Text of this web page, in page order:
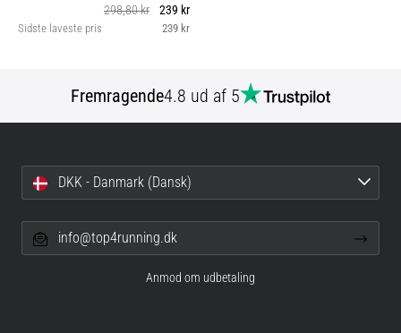
298,80 kr
239 kr
Sidste laveste pris 239 kr
Fremragende4.8 ud af 5
DKK - Danmark (Dansk)
info@top4running.dk
Anmod om udbetaling